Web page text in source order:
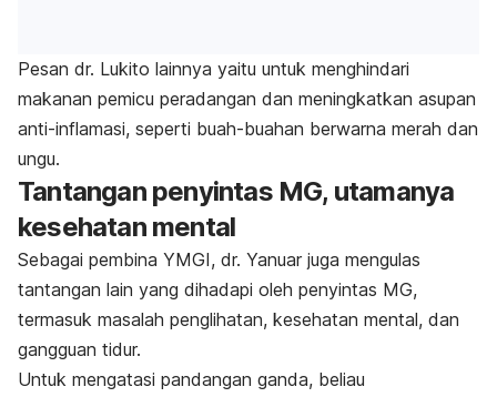
Pesan dr. Lukito lainnya yaitu untuk menghindari
makanan pemicu peradangan dan meningkatkan asupan
anti-inflamasi, seperti buah-buahan berwarna merah dan
ungu.
Tantangan penyintas MG, utamanya
kesehatan mental
Sebagai pembina YMGI, dr. Yanuar juga mengulas
tantangan lain yang dihadapi oleh penyintas MG,
termasuk masalah penglihatan, kesehatan mental, dan
gangguan tidur.
Untuk mengatasi pandangan ganda, beliau